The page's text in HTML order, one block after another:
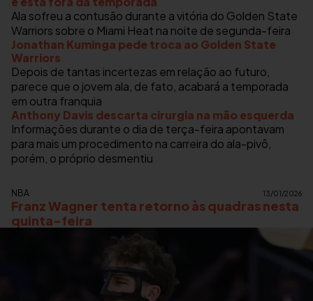
Ala sofreu a contusão durante a vitória do Golden State
Warriors sobre o Miami Heat na noite de segunda-feira
Jonathan Kuminga pede troca ao Golden State
Warriors
Depois de tantas incertezas em relação ao futuro,
parece que o jovem ala, de fato, acabará a temporada
em outra franquia
Anthony Davis descarta cirurgia na mão esquerda
Informações durante o dia de terça-feira apontavam
para mais um procedimento na carreira do ala-pivô,
porém, o próprio desmentiu
NBA 13/01/2026
Franz Wagner tenta retorno às quadras nesta
quinta-feira